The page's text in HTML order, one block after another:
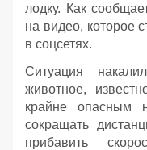
лодку. Как
на видео, которое
в соцсетях.
Ситуация
животное,
крайне опасным
сокращать
прибавить